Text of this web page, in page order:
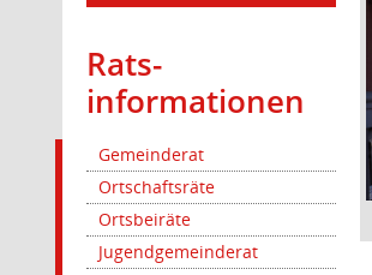
Rats­
informationen
Gemeinderat
Ortschaftsräte
Ortsbeiräte
Jugendgemeinderat